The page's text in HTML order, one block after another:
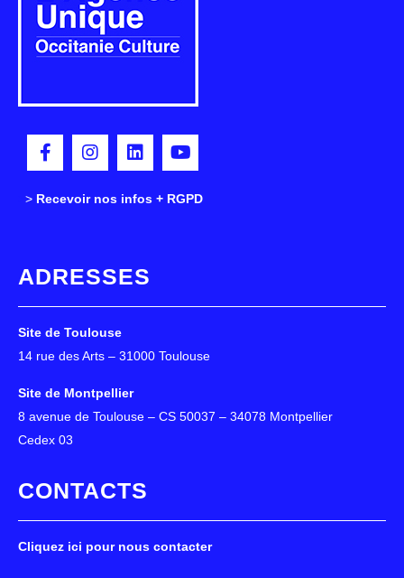
> Recevoir nos infos + RGPD
ADRESSES
Site de Toulouse
14 rue des Arts – 31000 Toulouse
Site de Montpellier
8 avenue de Toulouse – CS 50037 – 34078 Montpellier
Cedex 03
CONTACTS
Cliquez ici pour nous contacter